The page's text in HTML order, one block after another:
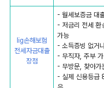
lig손해보험
전세자금대출
장점
- 월세보증금 대
- 저금리 전세 환
가능
- 소득증빙 없거
- 무직자, 주부
- 무방문, 찾아가
- 실제 신용등급